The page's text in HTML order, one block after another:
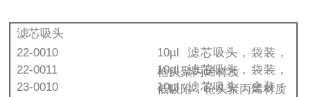
滤芯吸头
22-0010
10µl 滤芯吸头，袋装，
枪头聚丙烯材质
22-0011
10µl 滤芯吸头，袋装，
低吸附，枪头聚丙烯材质
23-0010
10µl 滤芯吸头，盒装，